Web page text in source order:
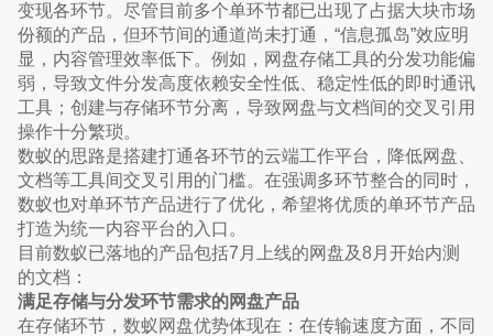
变现各环节。尽管目前多个单环节都已出现了占据大块市场
份额的产品，但环节间的通道尚未打通，“信息孤岛”效应明
显，内容管理效率低下。例如，网盘存储工具的分发功能偏
弱，导致文件分发高度依赖安全性低、稳定性低的即时通讯
工具；创建与存储环节分离，导致网盘与文档间的交叉引用
操作十分繁琐。
数蚁的思路是搭建打通各环节的云端工作平台，降低网盘、
文档等工具间交叉引用的门槛。在强调多环节整合的同时，
数蚁也对单环节产品进行了优化，希望将优质的单环节产品
打造为统一内容平台的入口。
目前数蚁已落地的产品包括7月上线的网盘及8月开始内测
的文档：
满足存储与分发环节需求的网盘产品
在存储环节，数蚁网盘优势体现在：在传输速度方面，不同